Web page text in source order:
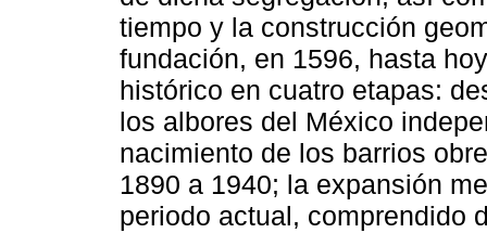
tiempo y la construcción
fundación, en 1596, hasta
histórico en cuatro etapas:
los albores del México
nacimiento de los barrios
1890 a 1940; la expansión
periodo actual, comprendido